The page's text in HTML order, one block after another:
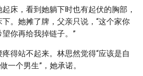
床，看到她躺下时也有起伏的胸部，
。她摊了牌，父亲只说，“这个家你
你再给我掉链子。”
得站不起来。林思然觉得“应该是自
一个男生”，她承诺。